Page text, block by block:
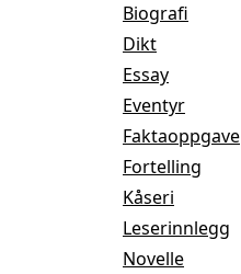
Biografi
Dikt
Essay
Eventyr
Faktaoppgave
Fortelling
Kåseri
Leserinnlegg
Novelle